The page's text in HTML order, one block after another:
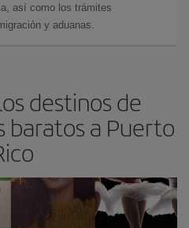
así como los trámites
y aduanas.
destinos de
baratos a Puerto